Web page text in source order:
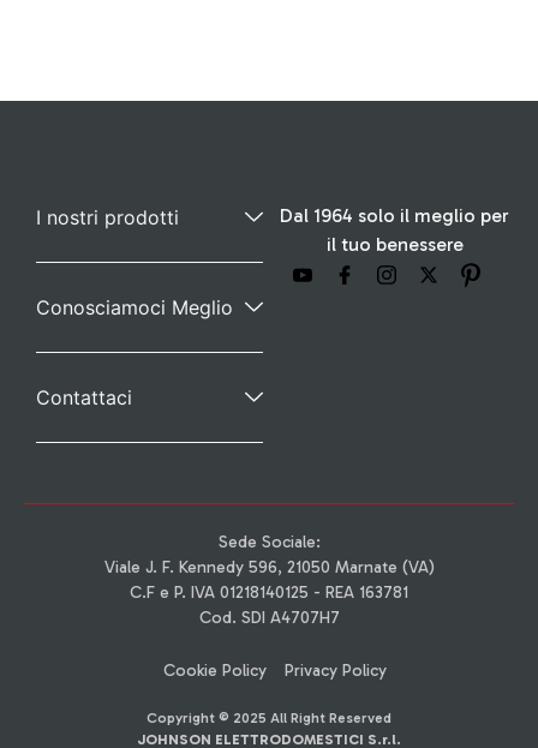
Dal 1964 solo il meglio per
il tuo benessere
I nostri prodotti
Conosciamoci Meglio
Contattaci
Sede Sociale:
Viale J. F. Kennedy 596, 21050 Marnate (VA)
C.F e P. IVA 01218140125 - REA 163781
Cod. SDI A4707H7
Cookie Policy Privacy Policy
Copyright © 2025 All Right Reserved
JOHNSON ELETTRODOMESTICI S.r.l.